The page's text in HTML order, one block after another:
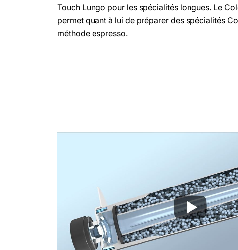
Touch Lungo pour les spécialités longues. Le
permet quant à lui de préparer des spécialités
méthode espresso.